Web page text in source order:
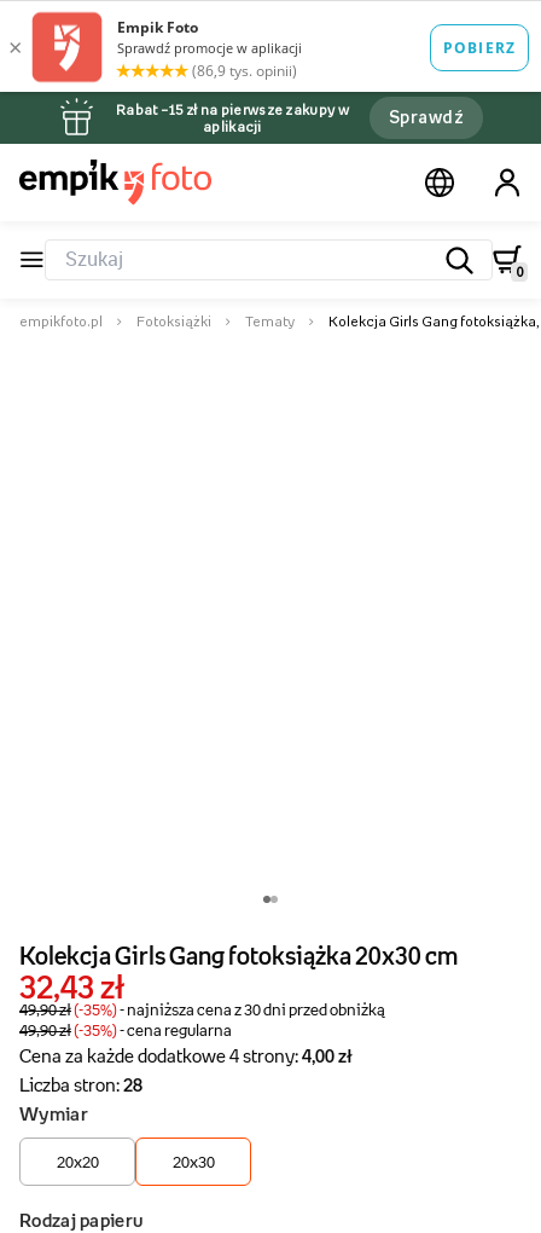
Rabat –15 zł na pierwsze zakupy w
aplikacji
Sprawdź
0
empikfoto.pl Fotoksiążki Tematy Kolekcja Girls Gang fotoksiążka,